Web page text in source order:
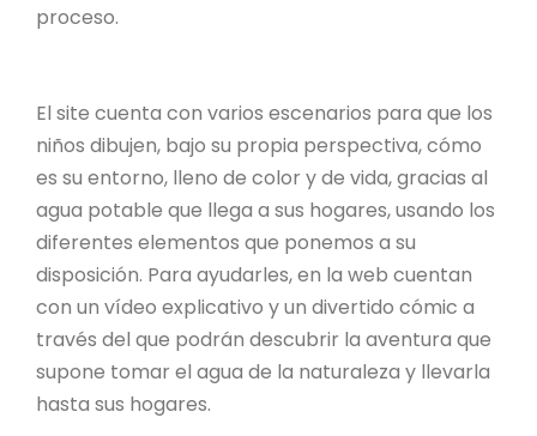
proceso.
El site cuenta con varios escenarios para que los
niños dibujen, bajo su propia perspectiva, cómo
es su entorno, lleno de color y de vida, gracias al
agua potable que llega a sus hogares, usando los
diferentes elementos que ponemos a su
disposición. Para ayudarles, en la web cuentan
con un vídeo explicativo y un divertido cómic a
través del que podrán descubrir la aventura que
supone tomar el agua de la naturaleza y llevarla
hasta sus hogares.